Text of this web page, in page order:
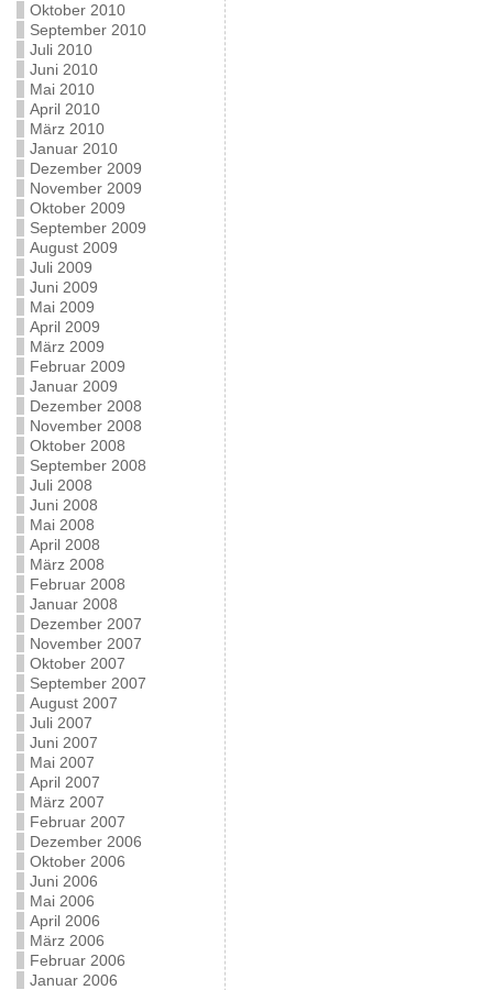
Oktober 2010
September 2010
Juli 2010
Juni 2010
Mai 2010
April 2010
März 2010
Januar 2010
Dezember 2009
November 2009
Oktober 2009
September 2009
August 2009
Juli 2009
Juni 2009
Mai 2009
April 2009
März 2009
Februar 2009
Januar 2009
Dezember 2008
November 2008
Oktober 2008
September 2008
Juli 2008
Juni 2008
Mai 2008
April 2008
März 2008
Februar 2008
Januar 2008
Dezember 2007
November 2007
Oktober 2007
September 2007
August 2007
Juli 2007
Juni 2007
Mai 2007
April 2007
März 2007
Februar 2007
Dezember 2006
Oktober 2006
Juni 2006
Mai 2006
April 2006
März 2006
Februar 2006
Januar 2006